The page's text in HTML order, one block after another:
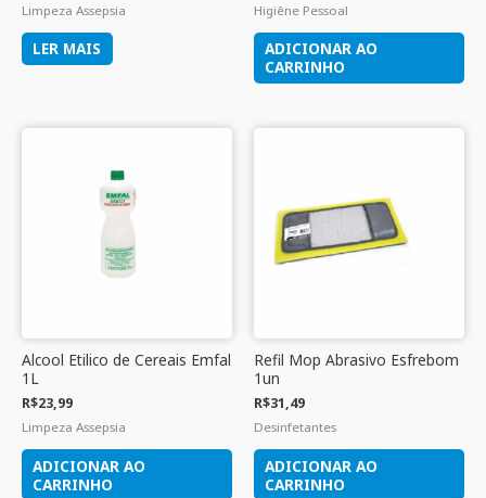
Limpeza Assepsia
LER MAIS
Higiêne Pessoal
ADICIONAR AO
CARRINHO
Alcool Etilico de Cereais Emfal
1L
R$23,99
Limpeza Assepsia
ADICIONAR AO
CARRINHO
Refil Mop Abrasivo Esfrebom
1un
R$31,49
Desinfetantes
ADICIONAR AO
CARRINHO